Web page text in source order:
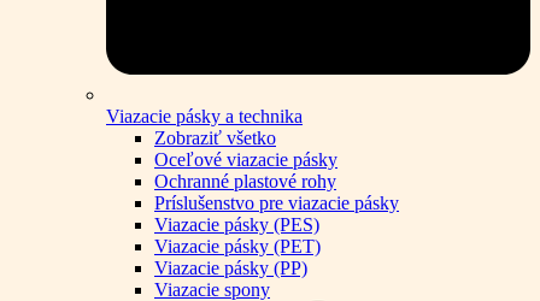
Viazacie pásky a technika
Zobraziť všetko
Oceľové viazacie pásky
Ochranné plastové rohy
Príslušenstvo pre viazacie pásky
Viazacie pásky (PES)
Viazacie pásky (PET)
Viazacie pásky (PP)
Viazacie spony